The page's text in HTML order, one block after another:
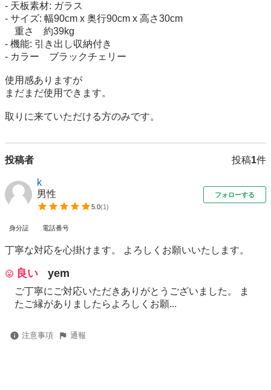
- 天板素材: ガラス
- サイズ: 幅90cm x 奥行90cm x 高さ30cm
重さ　約39kg
- 機能: 引き出し収納付き
- カラー　ブラックチェリー
使用感ありますが
まだまだ使用できます。
取りに来ていただける方のみです。
投稿者 投稿1件
k
男性
5.0(1)
フォローする
身分証 電話番号
丁寧な対応を心掛けます。 よろしくお願いいたします。
良い yem
ご丁寧にご対応いただきありがとうございました。 ま
たご縁がありましたらよろしくお願...
注意事項 通報